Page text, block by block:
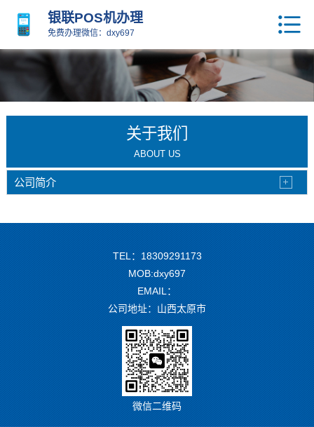
银联POS机办理
免费办理微信：dxy697
关于我们
ABOUT US
公司简介
TEL：18309291173
MOB:dxy697
EMAIL：
公司地址：山西太原市
微信二维码